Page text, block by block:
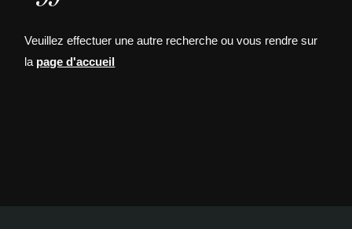
Veuillez effectuer une autre recherche ou vous rendre sur
la page d'accueil